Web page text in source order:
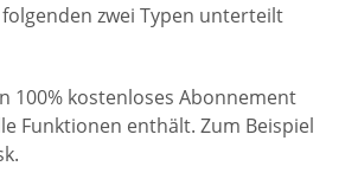
zwei Typen unterteilt
100% kostenloses Abonnement
Funktionen enthält. Zum Beispiel